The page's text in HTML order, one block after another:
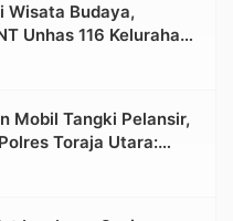
Wisata Budaya,
Unhas 116 Kelurahan
Pasang Papan
Mobil Tangki Pelansir,
Toraja Utara:
Transparan